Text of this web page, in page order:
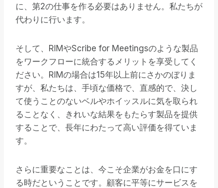
に、第2の仕事を作る必要はありません。私たちが
代わりに行います。
そして、RIMやScribe for Meetingsのような製品
をワークフローに統合するメリットを享受してく
ださい。RIMの場合は15年以上前にさかのぼりま
すが、私たちは、手頃な価格で、直感的で、決し
て使うことのないベルやホイッスルに気を取られ
ることなく、きれいな結果をもたらす製品を提供
することで、長年にわたって高い評価を得ていま
す。
さらに重要なことは、今こそ企業がお金を口にす
る時だということです。顧客に平等にサービスを